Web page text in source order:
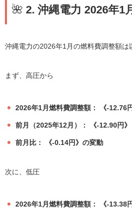
🌺 2. 沖縄電力 2026年1
沖縄電力の2026年1月の燃料費調整額は
まず、高圧から
2026年1月燃料費調整額： 《-12.76
前月（2025年12月）： 《-12.90円
前月比： 《-0.14円》の変動
次に、低圧
2026年1月燃料費調整額： 《-13.38